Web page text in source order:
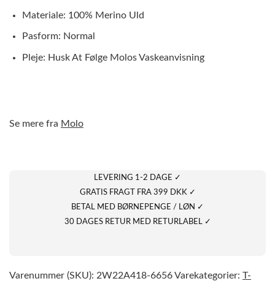
Materiale: 100% Merino Uld
Pasform: Normal
Pleje: Husk At Følge Molos Vaskeanvisning
Se mere fra Molo
LEVERING 1-2 DAGE ✓
GRATIS FRAGT FRA 399 DKK ✓
BETAL MED BØRNEPENGE / LØN ✓
30 DAGES RETUR MED RETURLABEL ✓
Varenummer (SKU): 2W22A418-6656Varekategorier: T-